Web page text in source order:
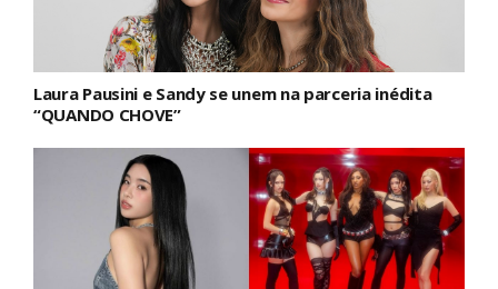
Laura Pausini e Sandy se unem na parceria inédita
“QUANDO CHOVE”